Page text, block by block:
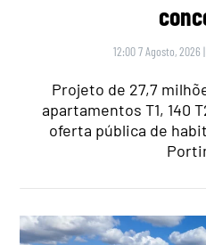
12:00 7 Agosto, 2026 |
Projeto de 27,7
apartamentos T1, 140
oferta pública de